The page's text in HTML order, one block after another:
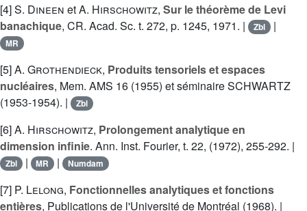
[4]S. Dineen etA. Hirschowitz, Sur le théorème de Levi
banachique, CR. Acad. Sc. t. 272, p. 1245, 1971. | Zbl |
MR
[5]A. Grothendieck, Produits tensoriels et espaces
nucléaires, Mem. AMS 16 (1955) et séminaire SCHWARTZ
(1953-1954). |
Zbl
[6]A. Hirschowitz, Prolongement analytique en
dimension infinie. Ann. Inst. Fourier, t. 22, (1972), 255-292. |
Zbl | MR | Numdam
[7] P. Lelong, Fonctionnelles analytiques et fonctions
entières, Publications de l'Université de Montréal (1968). |